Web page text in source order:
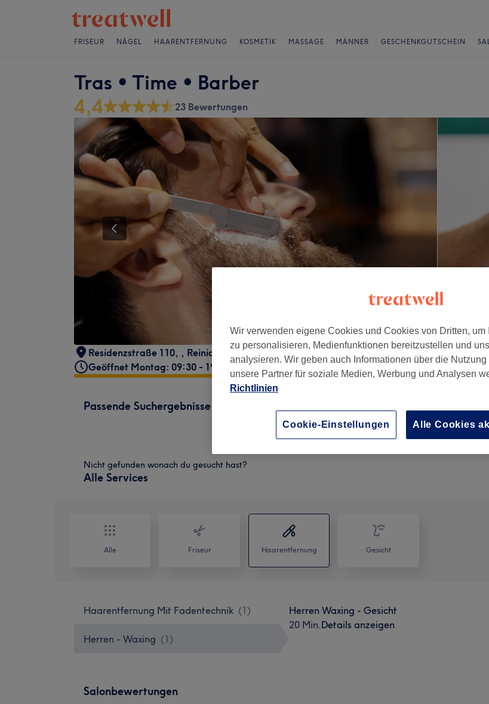
FRISEUR NÄGEL HAARENTFERNUNG KOSMETIK MASSAGE MÄNNER GESCHENKGUTSCHEIN
Tras • Time • Barber
4,4 23 Bewertungen
Residenzstraße 110, , Reinickendorf , Berlin, 13409
Geöffnet Montag: 09:30 - 19:30
Passende Suchergebnisse
20 Min.Details anzeigen
Nicht gefunden wonach du gesucht hast?
Alle Services
Alle Friseur Haarentfernung Gesicht
Haarentfernung Mit Fadentechnik (1)
Herren - Waxing (1 )
Herren Waxing - Gesicht
20 Min.Details anzeigen
Salonbewertungen
Wir verwenden eigene Cookies und Cookies von Dritten, um
zu personalisieren, Medienfunktionen bereitzustellen und
analysieren. Wir geben auch Informationen über die
unsere Partner für soziale Medien, Werbung und Analysen
Richtlinien
Cookie-Einstellungen Alle Cookies